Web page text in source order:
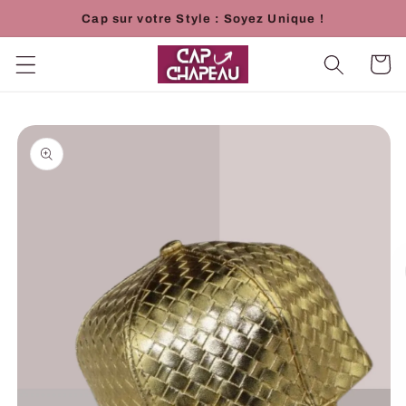
passer
contenu
Cap sur votre Style : Soyez Unique !
Panier
Passer aux
informations
produits